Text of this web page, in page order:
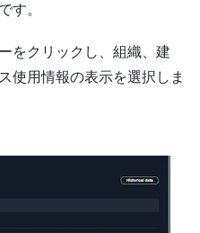
です。
をクリックし、組織、建
使用情報の表示を選択しま